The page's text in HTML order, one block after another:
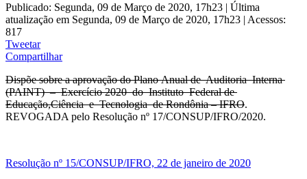
Publicado: Segunda, 09 de Março de 2020, 17h23 | Última
atualização em Segunda, 09 de Março de 2020, 17h23 | Acessos:
817
Tweetar
Compartilhar
Dispõe sobre a aprovação do Plano Anual de Auditoria Interna
(PAINT) ‒ Exercício 2020 do Instituto Federal de
Educação,Ciência e Tecnologia de Rondônia ‒ IFRO.
REVOGADA pelo Resolução nº 17/CONSUP/IFRO/2020.
Resolução nº 15/CONSUP/IFRO, 22 de janeiro de 2020